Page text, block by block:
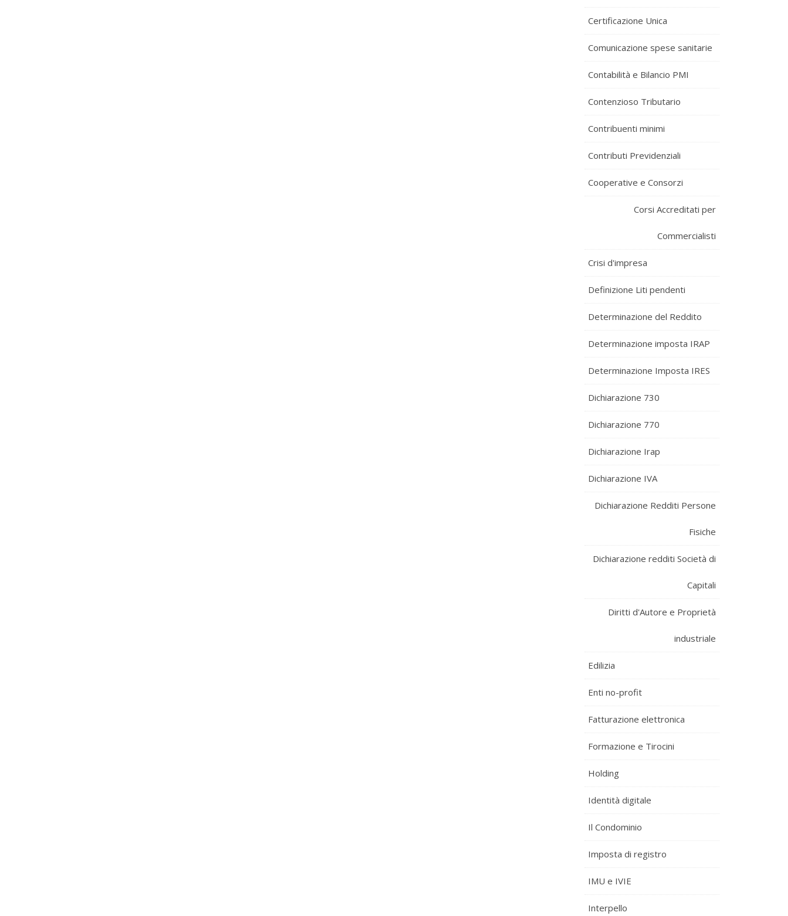
Certificazione Unica
Comunicazione spese sanitarie
Contabilità e Bilancio PMI
Contenzioso Tributario
Contribuenti minimi
Contributi Previdenziali
Cooperative e Consorzi
Corsi Accreditati per
Commercialisti
Crisi d'impresa
Definizione Liti pendenti
Determinazione del Reddito
Determinazione imposta IRAP
Determinazione Imposta IRES
Dichiarazione 730
Dichiarazione 770
Dichiarazione Irap
Dichiarazione IVA
Dichiarazione Redditi Persone
Fisiche
Dichiarazione redditi Società di
Capitali
Diritti d'Autore e Proprietà
industriale
Edilizia
Enti no-profit
Fatturazione elettronica
Formazione e Tirocini
Holding
Identità digitale
Il Condominio
Imposta di registro
IMU e IVIE
Interpello